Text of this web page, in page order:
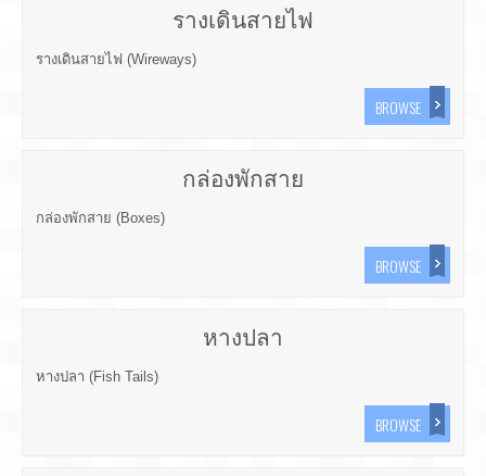
รางเดินสายไฟ
รางเดินสายไฟ (Wireways)
BROWSE
กล่องพักสาย
กล่องพักสาย (Boxes)
BROWSE
หางปลา
หางปลา (Fish Tails)
BROWSE